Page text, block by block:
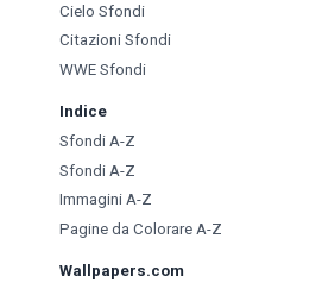
Cielo Sfondi
Citazioni Sfondi
WWE Sfondi
Indice
Sfondi A-Z
Sfondi A-Z
Immagini A-Z
Pagine da Colorare A-Z
Wallpapers.com